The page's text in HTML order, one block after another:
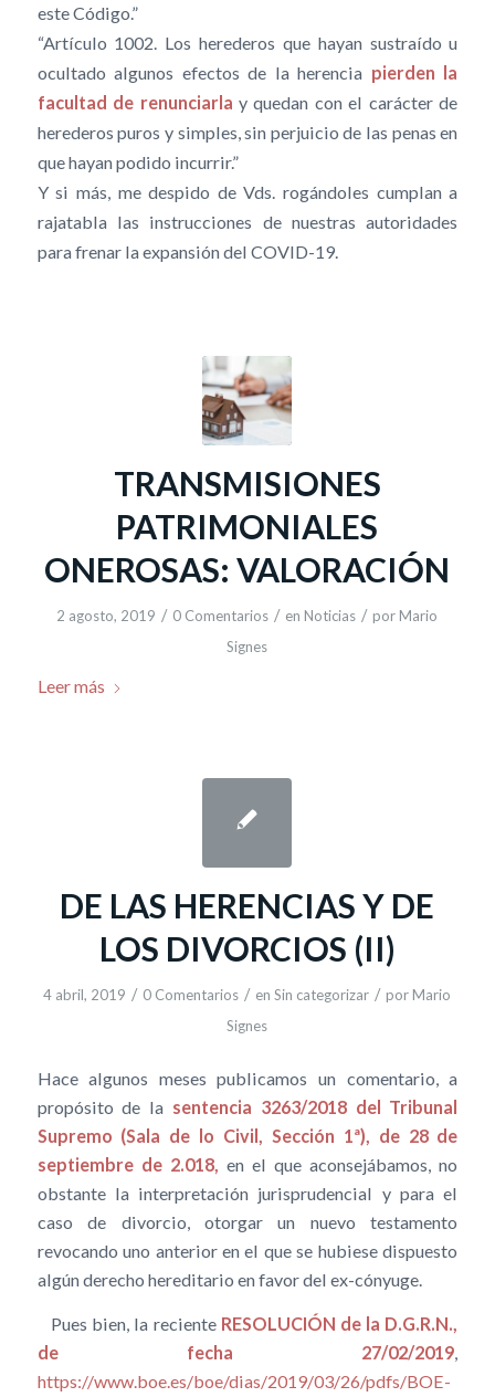
este Código.”
“Artículo 1002. Los herederos que hayan sustraído u
ocultado algunos efectos de la herencia pierden la
facultad de renunciarla y quedan con el carácter de
herederos puros y simples, sin perjuicio de las penas en
que hayan podido incurrir.”
Y si más, me despido de Vds. rogándoles cumplan a
rajatabla las instrucciones de nuestras autoridades
para frenar la expansión del COVID-19.
TRANSMISIONES
PATRIMONIALES
ONEROSAS: VALORACIÓN
2 agosto, 2019 / 0 Comentarios / en Noticias / por Mario
Signes
Leer más
DE LAS HERENCIAS Y DE
LOS DIVORCIOS (II)
4 abril, 2019 / 0 Comentarios / enSin categorizar / por Mario
Signes
Hace algunos meses publicamos un comentario, a
propósito de la sentencia 3263/2018 del Tribunal
Supremo (Sala de lo Civil, Sección 1ª), de 28 de
septiembre de 2.018, en el que aconsejábamos, no
obstante la interpretación jurisprudencial y para el
caso de divorcio, otorgar un nuevo testamento
revocando uno anterior en el que se hubiese dispuesto
algún derecho hereditario en favor del ex-cónyuge.
Pues bien, la recienteRESOLUCIÓN de la D.G.R.N.,
de fecha 27/02/2019,
https://www.boe.es/boe/dias/2019/03/26/pdfs/BOE-